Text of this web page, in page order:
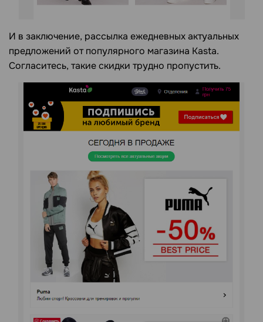
И в заключение, рассылка ежедневных актуальных
предложений от популярного магазина Kasta.
Согласитесь, такие скидки трудно пропустить.